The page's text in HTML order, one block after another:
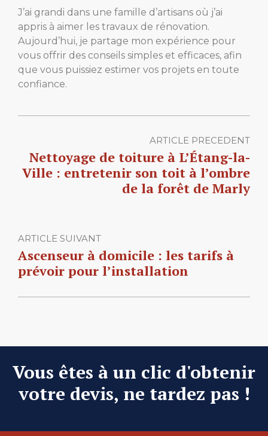
J’ai grandi dans une famille d’artisans où j’ai
appris à aimer les travaux de rénovation.
Aujourd’hui, je partage mon expérience pour
vous offrir des conseils simples et efficaces, afin
que vous puissiez estimer vos projets en toute
confiance.
ARTICLE PRECEDENT
Nettoyage de toiture à L’Étang-la-
Ville : entretenir son toit à l’ombre
de la forêt de Marly
ARTICLE SUIVANT
Ascenseur à domicile : les tarifs à
prévoir pour l’installation
Vous êtes à un clic d'obtenir
votre devis, ne tardez pas !